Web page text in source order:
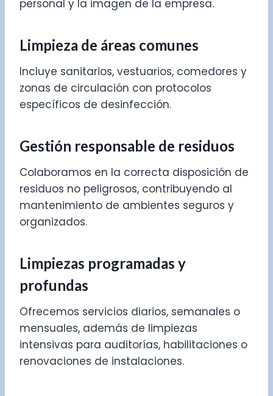
personal y la imagen de la empresa.
Limpieza de áreas comunes
Incluye sanitarios, vestuarios, comedores y
zonas de circulación con protocolos
específicos de desinfección.
Gestión responsable de residuos
Colaboramos en la correcta disposición de
residuos no peligrosos, contribuyendo al
mantenimiento de ambientes seguros y
organizados.
Limpiezas programadas y
profundas
Ofrecemos servicios diarios, semanales o
mensuales, además de limpiezas
intensivas para auditorías, habilitaciones o
renovaciones de instalaciones.